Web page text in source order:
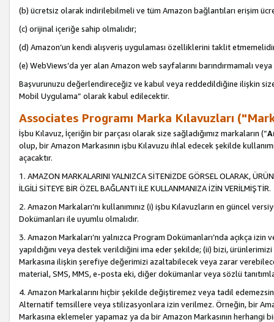
(b) ücretsiz olarak indirilebilmeli ve tüm Amazon bağlantıları erişim
(c) orijinal içeriğe sahip olmalıdır;
(d) Amazon’un kendi alışveriş uygulaması özelliklerini taklit
(e) WebViews’da yer alan Amazon web sayfalarını barındırmamalı
Başvurunuzu değerlendireceğiz ve kabul veya reddedildiğine ilişkin
Mobil Uygulama” olarak kabul edilecektir.
Associates Programı Marka Kılavuzları
İşbu Kılavuz, İçeriğin bir parçası olarak size sağladığımız markaların (“
olup, bir Amazon Markasının işbu Kılavuzu ihlal edecek şekilde
açacaktır.
1. AMAZON MARKALARINI YALNIZCA SİTENİZDE GÖRSEL OLARAK,
İLGİLİ SİTEYE BİR ÖZEL BAĞLANTI İLE KULLANMANIZA İZİN VERİLMİŞTİR.
2. Amazon Markaları’nı kullanımınız (i) işbu Kılavuzların en güncel
Dokümanları ile uyumlu olmalıdır.
3. Amazon Markaları’nı yalnızca Program Dokümanları’nda açıkça
yapıldığını veya destek verildiğini ima eder şekilde; (ii) bizi,
Markasına ilişkin şerefiye değerimizi azaltabilecek veya zarar
material, SMS, MMS, e-posta eki, diğer dokümanlar veya sözlü
4. Amazon Markalarını hiçbir şekilde değiştiremez veya tadil
Alternatif temsillere veya stilizasyonlara izin verilmez. Örneğin, bir
Markasına eklemeler yapamaz ya da bir Amazon Markasının herhangi